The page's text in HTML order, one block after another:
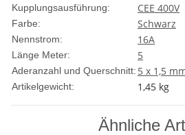
Kupplungsausführung: CEE 400V
Farbe: Schwarz
Nennstrom: 16A
Länge Meter: 5
Aderanzahl und Querschnitt: 5 x 1,5
Artikelgewicht: 1,45 kg
Ähnliche